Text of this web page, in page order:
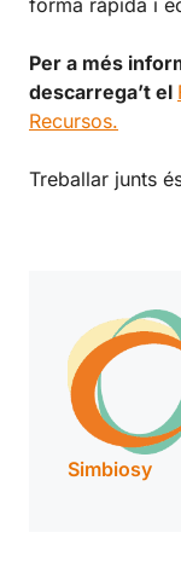
Per a més
descarrega’t el
Recursos.
Treballar junts
Simbiosy